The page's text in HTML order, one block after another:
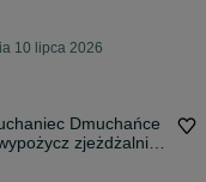
10 lipca 2026
Dmuchańce
zjeżdżalnia